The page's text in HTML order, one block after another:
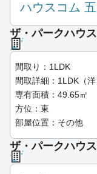
ハウスコム
ザ・パークハウ
間取り：1LDK
間取詳細：1LDK（
専有面積：49.65㎡
方位：東
部屋位置：その他
ザ・パークハウ